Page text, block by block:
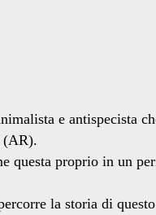
e antispecista
(AR).
questa proprio in un
la storia di